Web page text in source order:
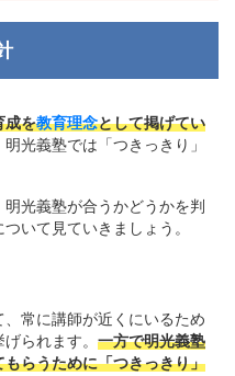
成を教育理念として掲げてい
光義塾では「つきっきり」
光義塾が合うかどうかを判
いて見ていきましょう。
常に講師が近くにいるため
られます。 一方で明光義塾
らうために「つきっきり」